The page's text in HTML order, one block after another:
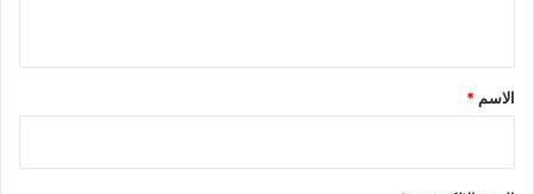
*
الاسم *